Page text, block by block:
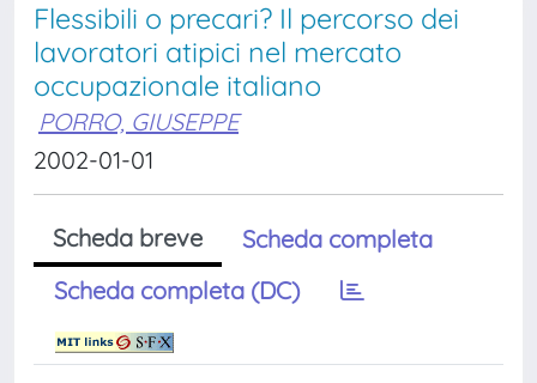
Flessibili o precari? Il percorso dei
lavoratori atipici nel mercato
occupazionale italiano
PORRO, GIUSEPPE
2002-01-01
Scheda breve
Scheda completa
Scheda completa (DC)